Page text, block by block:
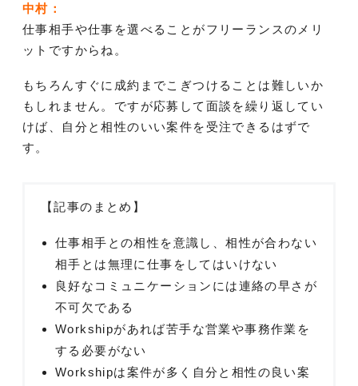
中村：
仕事相手や仕事を選べることがフリーランスのメリ
ットですからね。
もちろんすぐに成約までこぎつけることは難しいか
もしれません。ですが応募して面談を繰り返してい
けば、自分と相性のいい案件を受注できるはずで
す。
【記事のまとめ】
仕事相手との相性を意識し、相性が合わない
相手とは無理に仕事をしてはいけない
良好なコミュニケーションには連絡の早さが
不可欠である
Workshipがあれば苦手な営業や事務作業を
する必要がない
Workshipは案件が多く自分と相性の良い案